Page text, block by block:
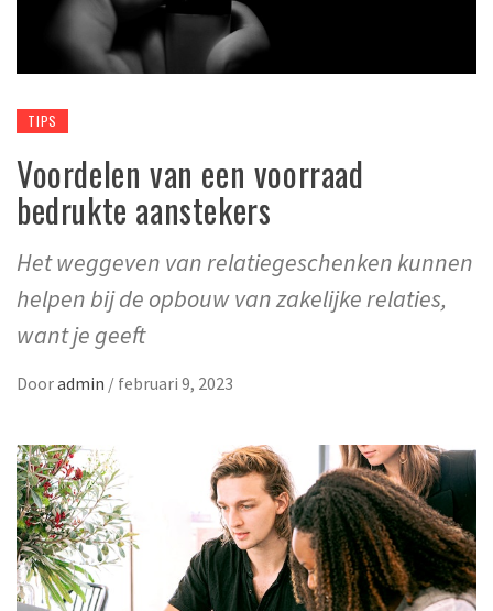
TIPS
Voordelen van een voorraad
bedrukte aanstekers
Het weggeven van relatiegeschenken kunnen
helpen bij de opbouw van zakelijke relaties,
want je geeft
Dooradmin / februari 9, 2023